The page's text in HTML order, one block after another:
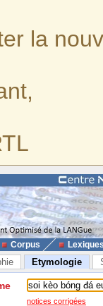
la
Corpus
Etymologie
notices corrigées